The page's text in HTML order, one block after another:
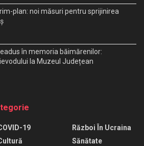
plan: noi măsuri pentru sprijinirea
în memoria băimărenilor:
la Muzeul Județean
19
Război În Ucraina
Sănătate